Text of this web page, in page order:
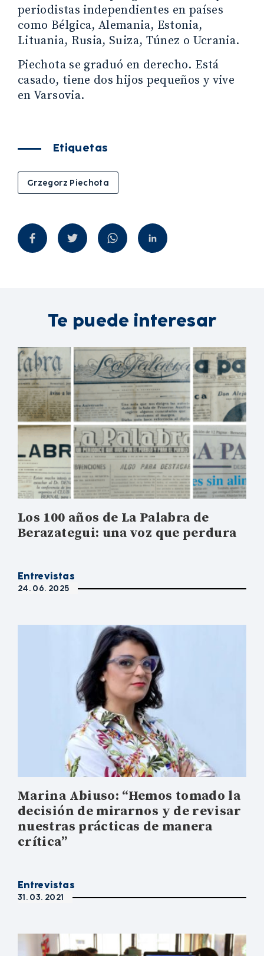
periodistas independientes en países
como Bélgica, Alemania, Estonia,
Lituania, Rusia, Suiza, Túnez o Ucrania.
Piechota se graduó en derecho. Está
casado, tiene dos hijos pequeños y vive
en Varsovia.
Etiquetas
Grzegorz Piechota
Te puede interesar
Los 100 años de La Palabra de
Berazategui: una voz que perdura
Entrevistas
24. 06. 2025
Marina Abiuso: “Hemos tomado la
decisión de mirarnos y de revisar
nuestras prácticas de manera
crítica”
Entrevistas
31. 03. 2021